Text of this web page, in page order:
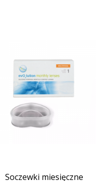
Soczewki miesięczne